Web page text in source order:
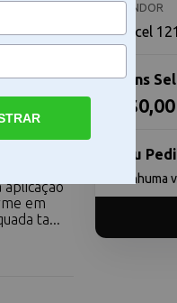
de
a quem
em
ta...
CONDOR
Pincel
Itens
R$0,00
Seu
Nenhuma